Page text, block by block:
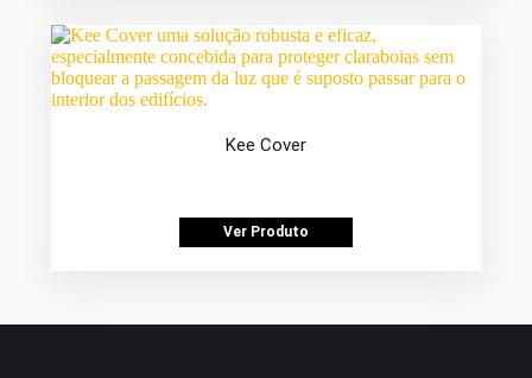
Kee Cover
Ver Produto